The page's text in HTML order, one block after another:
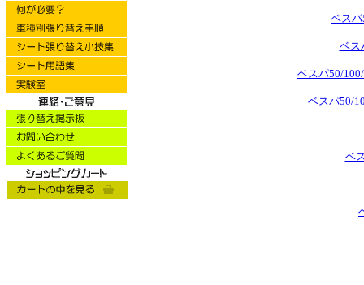
ベス
ベス
ベスパ50/
ベスパ50/
ベ